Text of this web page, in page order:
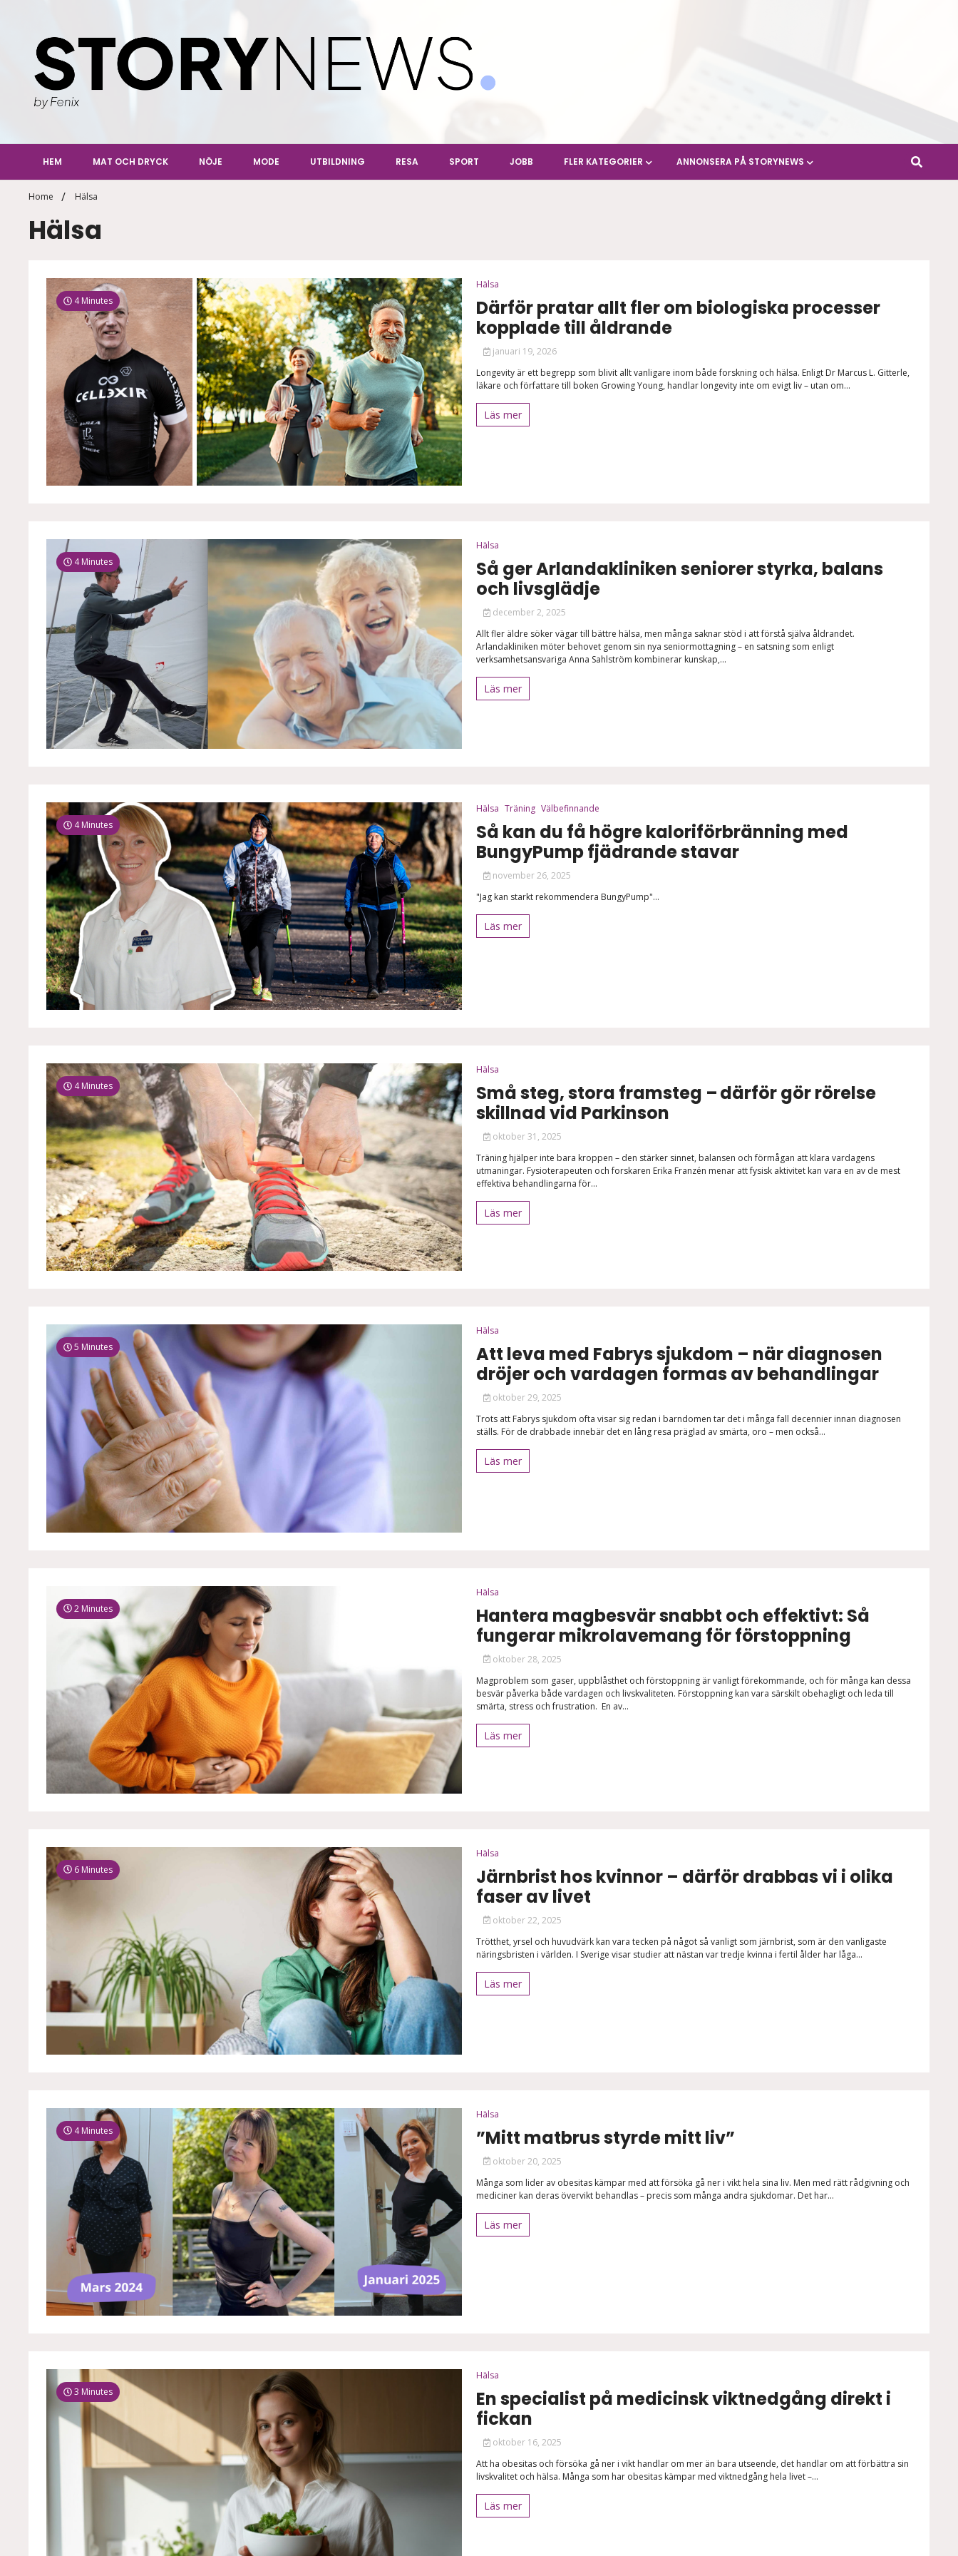
StoryNews
HEM MAT OCH DRYCK NÖJE MODE UTBILDNING RESA SPORT JOBB FLER KATEGORIER ANNONSERA PÅ STORYNEWS
Home Hälsa
Hälsa
4 Minutes
Hälsa
Därför pratar allt fler om biologiska processer
kopplade till åldrande
januari 19, 2026
Longevity är ett begrepp som blivit allt vanligare inom både forskning och hälsa. Enligt Dr Marcus L. Gitterle,
läkare och författare till boken Growing Young, handlar longevity inte om evigt liv – utan om...
Läs mer
4 Minutes
Hälsa
Så ger Arlandakliniken seniorer styrka, balans
och livsglädje
december 2, 2025
Allt fler äldre söker vägar till bättre hälsa, men många saknar stöd i att förstå själva åldrandet.
Arlandakliniken möter behovet genom sin nya seniormottagning – en satsning som enligt
verksamhetsansvariga Anna Sahlström kombinerar kunskap,...
Läs mer
4 Minutes
Hälsa Träning Välbefinnande
Så kan du få högre kaloriförbränning med
BungyPump fjädrande stavar
november 26, 2025
"Jag kan starkt rekommendera BungyPump"...
Läs mer
4 Minutes
Hälsa
Små steg, stora framsteg – därför gör rörelse
skillnad vid Parkinson
oktober 31, 2025
Träning hjälper inte bara kroppen – den stärker sinnet, balansen och förmågan att klara vardagens
utmaningar. Fysioterapeuten och forskaren Erika Franzén menar att fysisk aktivitet kan vara en av de mest
effektiva behandlingarna för...
Läs mer
5 Minutes
Hälsa
Att leva med Fabrys sjukdom – när diagnosen
dröjer och vardagen formas av behandlingar
oktober 29, 2025
Trots att Fabrys sjukdom ofta visar sig redan i barndomen tar det i många fall decennier innan diagnosen
ställs. För de drabbade innebär det en lång resa präglad av smärta, oro – men också...
Läs mer
2 Minutes
Hälsa
Hantera magbesvär snabbt och effektivt: Så
fungerar mikrolavemang för förstoppning
oktober 28, 2025
Magproblem som gaser, uppblåsthet och förstoppning är vanligt förekommande, och för många kan dessa
besvär påverka både vardagen och livskvaliteten. Förstoppning kan vara särskilt obehagligt och leda till
smärta, stress och frustration. En av...
Läs mer
6 Minutes
Hälsa
Järnbrist hos kvinnor – därför drabbas vi i olika
faser av livet
oktober 22, 2025
Trötthet, yrsel och huvudvärk kan vara tecken på något så vanligt som järnbrist, som är den vanligaste
näringsbristen i världen. I Sverige visar studier att nästan var tredje kvinna i fertil ålder har låga...
Läs mer
4 Minutes
Hälsa
”Mitt matbrus styrde mitt liv”
oktober 20, 2025
Många som lider av obesitas kämpar med att försöka gå ner i vikt hela sina liv. Men med rätt rådgivning och
mediciner kan deras övervikt behandlas – precis som många andra sjukdomar. Det har...
Läs mer
3 Minutes
Hälsa
En specialist på medicinsk viktnedgång direkt i
fickan
oktober 16, 2025
Att ha obesitas och försöka gå ner i vikt handlar om mer än bara utseende, det handlar om att förbättra sin
livskvalitet och hälsa. Många som har obesitas kämpar med viktnedgång hela livet –...
Läs mer